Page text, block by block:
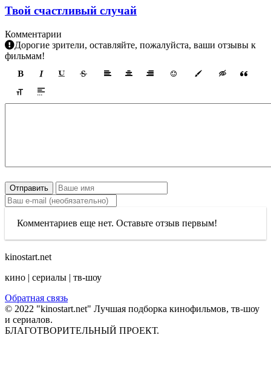
Твой счастливый случай
Комментарии
Дорогие зрители, оставляйте, пожалуйста, ваши отзывы к
фильмам!
Отправить
Комментариев еще нет. Оставьте отзыв первым!
kinostart.net
кино | сериалы | тв-шоу
Обратная связь
© 2022 "kinostart.net" Лучшая подборка кинофильмов, тв-шоу
и сериалов.
БЛАГОТВОРИТЕЛЬНЫЙ ПРОЕКТ.